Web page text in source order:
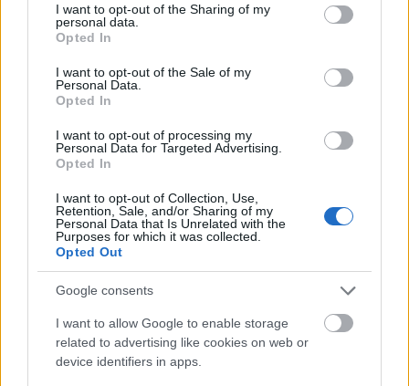
not limited to your visit or usage behaviour. You may click to
grant or deny consent to Google and its third-party tags to
use your data for below specified purposes in below Google
consent section.
I want to opt-out of the Sharing of my
personal data.
Opted In
I want to opt-out of the Sale of my
Personal Data.
Opted In
I want to opt-out of processing my
Personal Data for Targeted Advertising.
Opted In
I want to opt-out of Collection, Use,
Retention, Sale, and/or Sharing of my
Personal Data that Is Unrelated with the
Purposes for which it was collected.
Opted Out
Google consents
I want to allow Google to enable storage
related to advertising like cookies on web or
device identifiers in apps.